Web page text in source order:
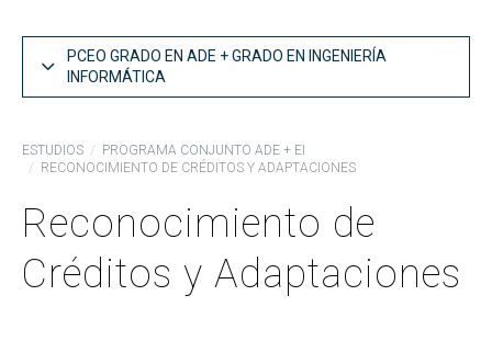
PCEO GRADO EN ADE + GRADO EN INGENIERÍA
INFORMÁTICA
Ingeniería Informática:: Guías docentes
Reconocimiento de Créditos y Adaptaciones
ADE:: TFG
Ingeniería Informática:: Trabajo Fin de Grado
ESTUDIOS
PROGRAMA CONJUNTO ADE + EI
RECONOCIMIENTO DE CRÉDITOS Y ADAPTACIONES
Reconocimiento de
Créditos y Adaptaciones